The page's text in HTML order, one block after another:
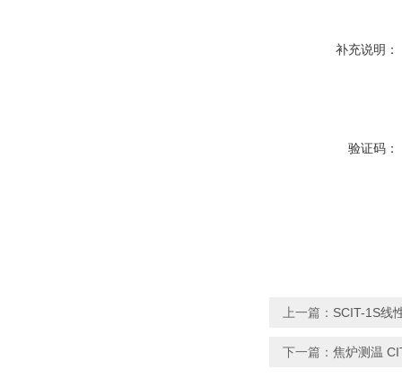
补充说明：
验证码：
上一篇： SCIT-1S线
下一篇： 焦炉测温